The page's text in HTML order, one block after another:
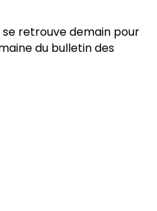
se retrouve demain pour
du bulletin des